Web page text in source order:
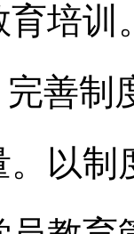
育培训
完善
。以制